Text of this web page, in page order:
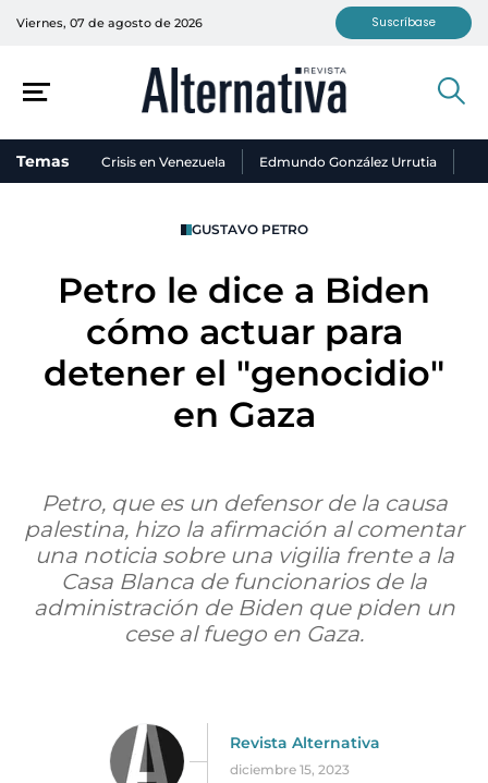
Viernes, 07 de agosto de 2026 Suscríbase
Temas Crisis en Venezuela Edmundo González Urrutia
GUSTAVO PETRO
Petro le dice a Biden
cómo actuar para
detener el "genocidio"
en Gaza
Petro, que es un defensor de la causa
palestina, hizo la afirmación al comentar
una noticia sobre una vigilia frente a la
Casa Blanca de funcionarios de la
administración de Biden que piden un
cese al fuego en Gaza.
Revista Alternativa
diciembre 15, 2023